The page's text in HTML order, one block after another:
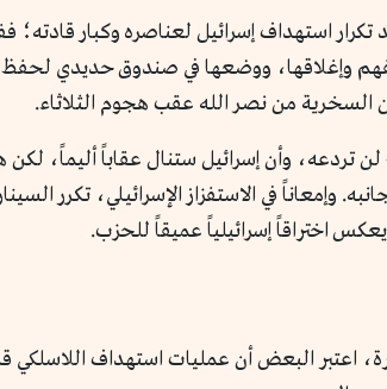
استهداف إسرائيل لعناصره وكبار قادته؛
وإغلاقها، ووضعها في صندوق حديدي لحفظ
السخرية من نصر الله عقب هجوم الثلاثاء.
تردعه، وأن إسرائيل ستنال عقاباً أليماً، لكن
في الاستفزاز الإسرائيلي، تكرر
اعتبر البعض أن عمليات استهداف اللاسلكي